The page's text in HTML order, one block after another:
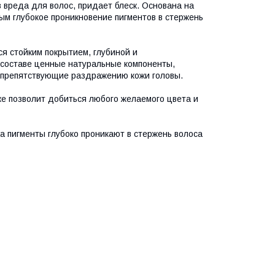
для волос, придает блеск. Основана на
глубокое проникновение пигментов в стержень
стойким покрытием, глу­биной и
ценные натуральные компоненты,
раздражению кожи головы.
позволит добиться любого желаемого цвета и
пигменты глубоко проникают в стержень волоса